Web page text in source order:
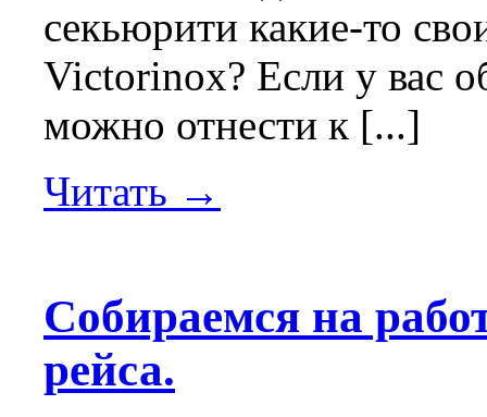
секьюрити какие-то
Victorinox? Если у вас
можно отнести к [...]
Читать →
Собираемся на
рейса.